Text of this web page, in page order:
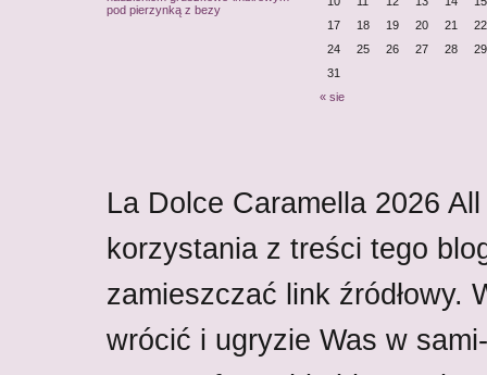
pod pierzynką z bezy
« sie
17
18 19 20 21
22
24
25 26 27 28
29
31
La Dolce Caramella 2026
korzystania z treści tego
zamieszczać link źródłowy.
wrócić i ugryzie Was w